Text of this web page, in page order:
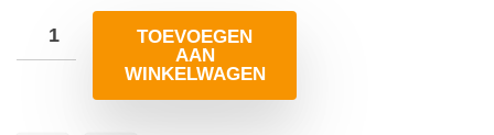
TOEVOEGEN
AAN
WINKELWAGEN